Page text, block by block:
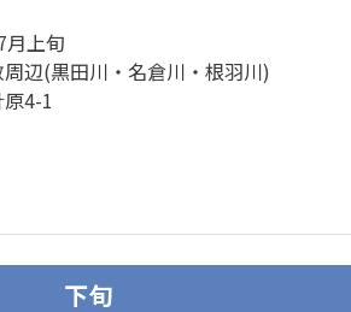
月上旬
辺(黒田川・名倉川・根羽川)
4-1
下旬